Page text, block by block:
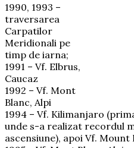
1990, 1993 –
traversarea
Carpatilor
Meridionali pe
timp de iarna;
1991 – Vf. Elbrus,
Caucaz
1992 – Vf. Mont
Blanc, Alpi
1994 – Vf. Kilimanjaro
unde s-a realizat recordul
ascensiune), apoi Vf. Mount